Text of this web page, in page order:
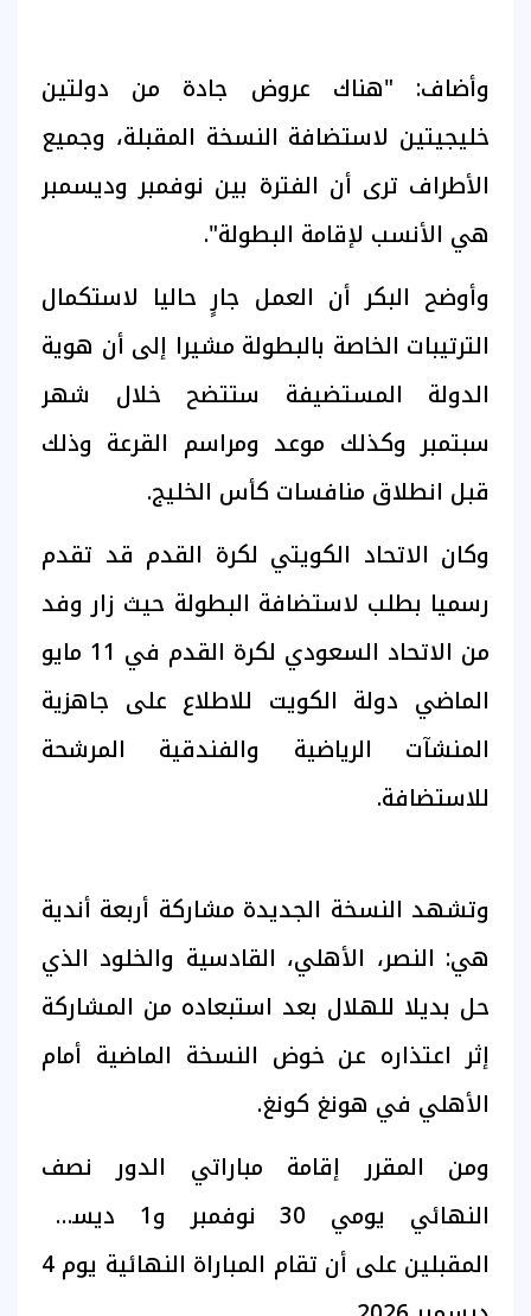
وأضاف: "هناك عروض جادة من دولتين
خليجيتين لاستضافة النسخة المقبلة، وجميع
الأطراف ترى أن الفترة بين نوفمبر وديسمبر
هي الأنسب لإقامة البطولة".
وأوضح البكر أن العمل جارٍ حاليا لاستكمال
الترتيبات الخاصة بالبطولة مشيرا إلى أن هوية
الدولة المستضيفة ستتضح خلال شهر
سبتمبر وكذلك موعد ومراسم القرعة وذلك
قبل انطلاق منافسات كأس الخليج.
وكان الاتحاد الكويتي لكرة القدم قد تقدم
رسميا بطلب لاستضافة البطولة حيث زار وفد
من الاتحاد السعودي لكرة القدم في 11 مايو
الماضي دولة الكويت للاطلاع على جاهزية
المنشآت الرياضية والفندقية المرشحة
للاستضافة.
وتشهد النسخة الجديدة مشاركة أربعة أندية
هي: النصر، الأهلي، القادسية والخلود الذي
حل بديلا للهلال بعد استبعاده من المشاركة
إثر اعتذاره عن خوض النسخة الماضية أمام
الأهلي في هونغ كونغ.
ومن المقرر إقامة مباراتي الدور نصف
النهائي يومي 30 نوفمبر و1 ديسمبر
المقبلين على أن تقام المباراة النهائية يوم 4